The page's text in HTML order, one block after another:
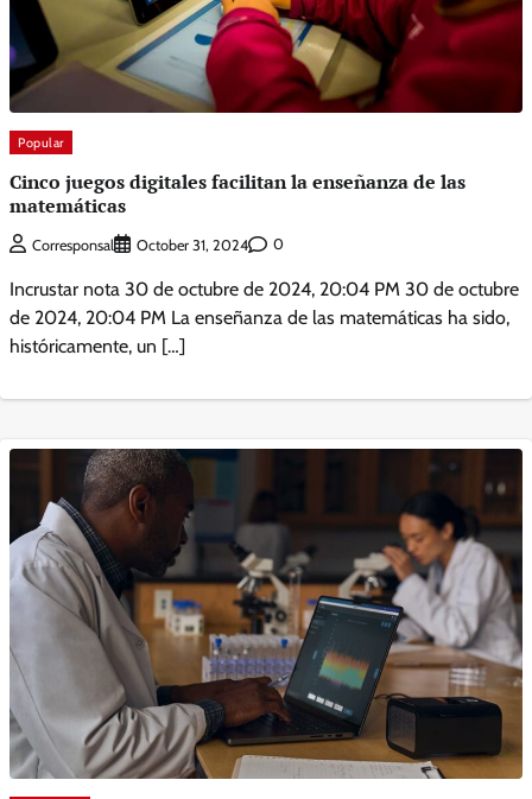
Popular
Cinco juegos digitales facilitan la enseñanza de las
matemáticas
Corresponsal October 31, 2024 0
Incrustar nota 30 de octubre de 2024, 20:04 PM 30 de octubre
de 2024, 20:04 PM La enseñanza de las matemáticas ha sido,
históricamente, un […]